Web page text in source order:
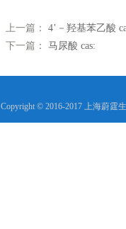
上一篇： 4’－羟基苯乙酸
下一篇： 马尿酸 cas:
Copyright © 2016-2017 上海蔚霆